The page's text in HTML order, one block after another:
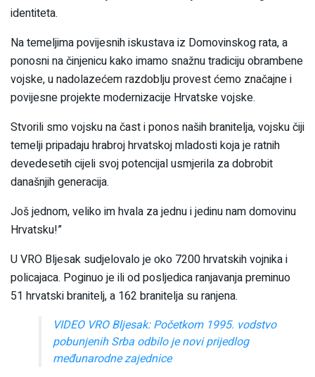
identiteta.
Na temeljima povijesnih iskustava iz Domovinskog rata, a
ponosni na činjenicu kako imamo snažnu tradiciju obrambene
vojske, u nadolazećem razdoblju provest ćemo značajne i
povijesne projekte modernizacije Hrvatske vojske.
Stvorili smo vojsku na čast i ponos naših branitelja, vojsku čiji
temelji pripadaju hrabroj hrvatskoj mladosti koja je ratnih
devedesetih cijeli svoj potencijal usmjerila za dobrobit
današnjih generacija.
Još jednom, veliko im hvala za jednu i jedinu nam domovinu
Hrvatsku!”
U VRO Bljesak sudjelovalo je oko 7200 hrvatskih vojnika i
policajaca. Poginuo je ili od posljedica ranjavanja preminuo
51 hrvatski branitelj, a 162 branitelja su ranjena.
VIDEO VRO Bljesak: Početkom 1995. vodstvo
pobunjenih Srba odbilo je novi prijedlog
međunarodne zajednice